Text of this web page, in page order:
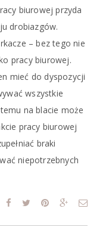
biurowej przyda
drobiazgów.
– bez tego nie
pracy biurowej.
mieć do dyspozycji
wszystkie
na blacie może
pracy biurowej
braki
niepotrzebnych